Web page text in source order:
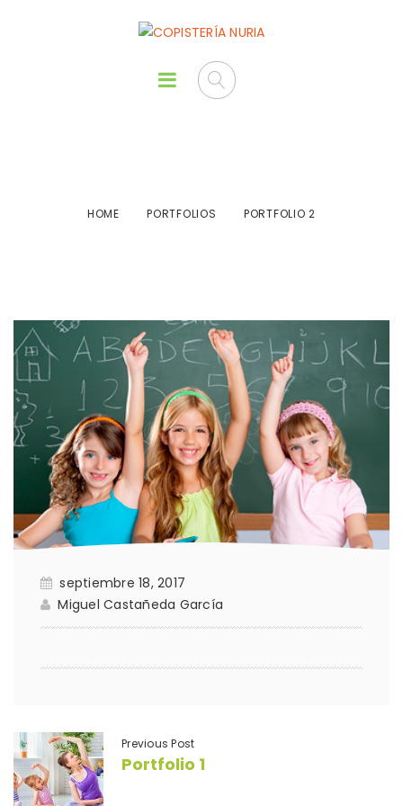
HOME PORTFOLIOS PORTFOLIO 2
septiembre 18, 2017
Miguel Castañeda García
Previous Post
Portfolio 1